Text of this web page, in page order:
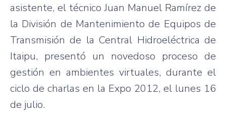
asistente, el técnico Juan Manuel Ramírez de
la División de Mantenimiento de Equipos de
Transmisión de la Central Hidroeléctrica de
Itaipu, presentó un novedoso proceso de
gestión en ambientes virtuales, durante el
ciclo de charlas en la Expo 2012, el lunes 16
de julio.